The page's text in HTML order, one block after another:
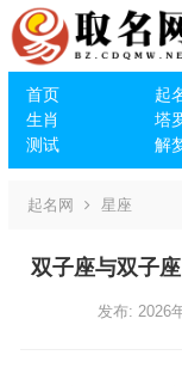
首页 起
生肖
塔
测试
解
起名网 星座
双子座与双子
发布: 2026